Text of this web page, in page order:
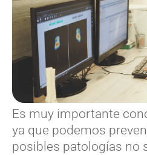
Es muy importante
ya que podemos
posibles patologías no